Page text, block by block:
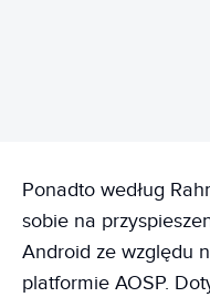
Ponadto według
sobie na
Android ze względu
platformie AOSP.